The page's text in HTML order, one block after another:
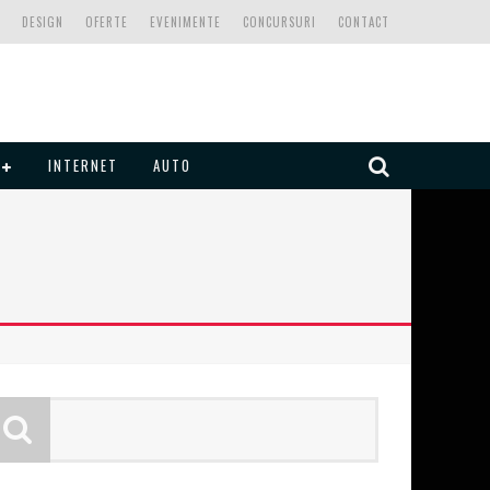
CONTACT
CONCURSURI
EVENIMENTE
OFERTE
DESIGN
INTERNET AUTO